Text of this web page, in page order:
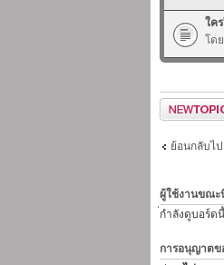
ใค
โดย
ตั้งกระทู้ใหม่
ย้อนกลับไ
ผู้ใช้งานขณะ
กำลังดูบอร์ด
การอนุญาต